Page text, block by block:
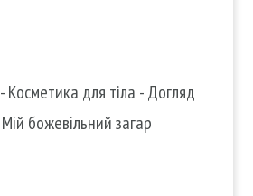
-Косметика для тіла -Догляд
Мій божевільний загар